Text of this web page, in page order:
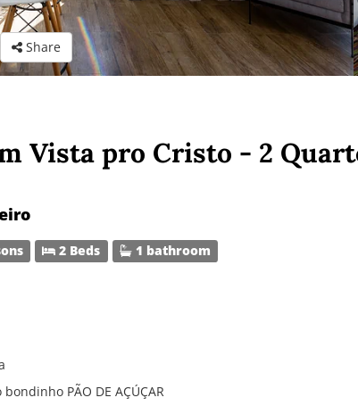
Share
Vista pro Cristo - 2
2 Beds 1 bathroom
PÃO DE AÇÚÇAR